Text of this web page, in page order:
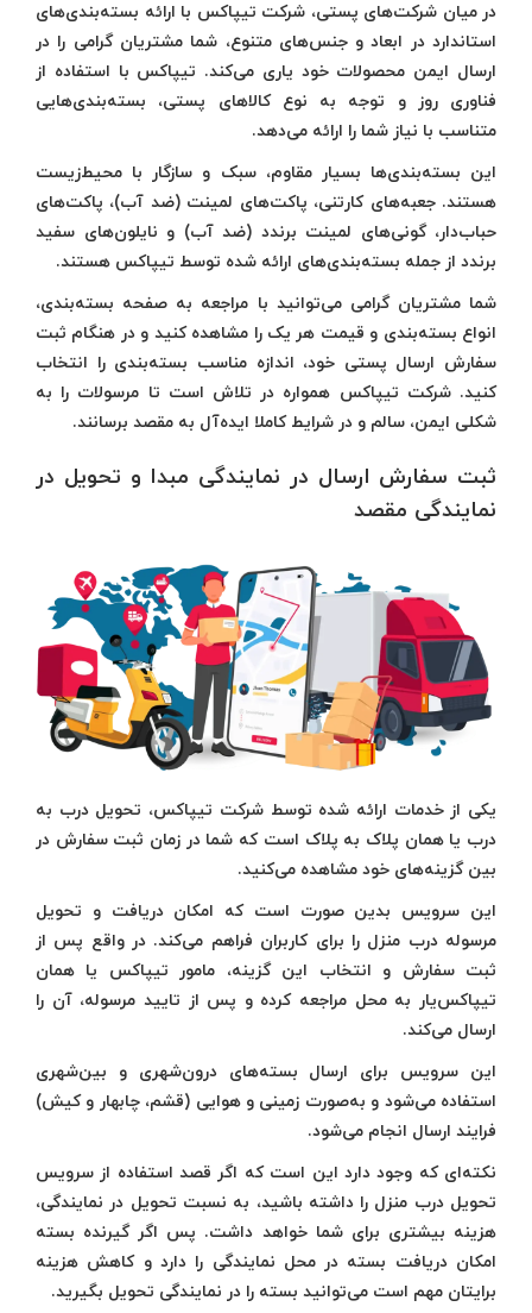
در میان شرکت‌های پستی، شرکت تیپاکس با ارائه بسته‌بندی‌های
استاندارد در ابعاد و جنس‌های متنوع، شما مشتریان گرامی را در
ارسال ایمن محصولات خود یاری می‌کند. تیپاکس با استفاده از
فناوری روز و توجه به نوع کالاهای پستی، بسته‌بندی‌هایی
متناسب با نیاز شما را ارائه می‌دهد.
این بسته‌بندی‌ها بسیار مقاوم، سبک و سازگار با محیط‌زیست
هستند. جعبه‌های کارتنی، پاکت‌های لمینت (ضد آب)، پاکت‌های
حباب‌دار، گونی‌های لمینت برندد (ضد آب) و نایلون‌های سفید
برندد از جمله بسته‌بندی‌های ارائه شده توسط تیپاکس هستند.
شما مشتریان گرامی می‌توانید با مراجعه به صفحه بسته‌بندی،
انواع بسته‌بندی و قیمت هر یک را مشاهده کنید و در هنگام ثبت
سفارش ارسال پستی خود، اندازه مناسب بسته‌بندی را انتخاب
کنید. شرکت تیپاکس همواره در تلاش است تا مرسولات را به
شکلی ایمن، سالم و در شرایط کاملا ایده‌آل به مقصد برسانند.
ثبت سفارش ارسال در نمایندگی مبدا و تحویل در
نمایندگی مقصد
یکی از خدمات ارائه شده توسط شرکت تیپاکس، تحویل درب به
درب یا همان پلاک به پلاک است که شما در زمان ثبت سفارش در
بین گزینه‌های خود مشاهده می‌کنید.
این سرویس بدین صورت است که امکان دریافت و تحویل
مرسوله درب منزل را برای کاربران فراهم می‌کند. در واقع پس از
ثبت سفارش و انتخاب این گزینه، مامور تیپاکس یا همان
تیپاکس‌یار به محل مراجعه کرده و پس از تایید مرسوله، آن را
ارسال می‌کند.
این سرویس برای ارسال بسته‌های درون‌شهری و بین‌شهری
استفاده می‌شود و به‌صورت زمینی و هوایی (قشم، چابهار و کیش)
فرایند ارسال انجام می‌شود.
نکته‌ای که وجود دارد این است که اگر قصد استفاده از سرویس
تحویل درب منزل را داشته باشید، به نسبت تحویل در نمایندگی،
هزینه بیشتری برای شما خواهد داشت. پس اگر گیرنده بسته
امکان دریافت بسته در محل نمایندگی را دارد و کاهش هزینه
برایتان مهم است می‌توانید بسته را در نمایندگی تحویل بگیرید.